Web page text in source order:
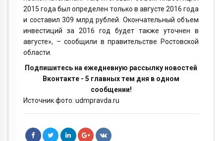
2015 года был определен только в августе 2016 года
и составил 309 млрд рублей. Окончательный объем
инвестиций за 2016 год будет также уточнен в
августе», – сообщили в правительстве Ростовской
области.
Подпишитесь на ежедневную рассылку новостей
Вконтакте - 5 главных тем дня в одном
сообщении!
Источник фото: udmpravda.ru